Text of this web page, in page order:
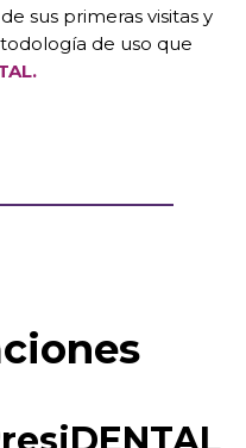
sus primeras visitas y
de uso que